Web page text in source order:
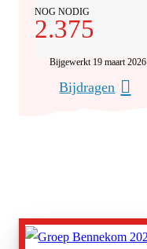
NOG NODIG
2.375
Bijgewerkt 19 maart 2026
Bijdragen